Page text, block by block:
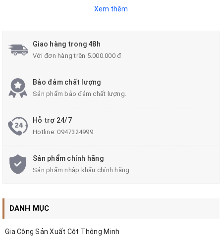
viên, trường học, nhà máy, bãi đỗ xe...
Xem thêm
Giao hàng trong 48h
Với đơn hàng trên 5.000.000 đ
Bảo đảm chất lượng
Sản phẩm bảo đảm chất lượng.
Hỗ trợ 24/7
Hotline:0947324999
Sản phẩm chính hãng
Sản phẩm nhập khẩu chính hãng
DANH MỤC
Gia Công Sản Xuất Cột Thông Minh